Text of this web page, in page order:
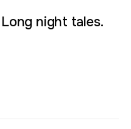
night tales.